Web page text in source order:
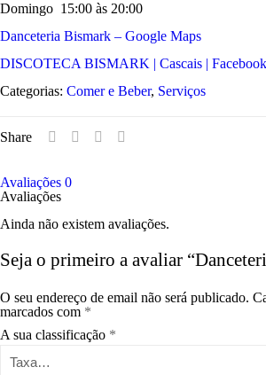
Domingo 15:00 às 20:00
Danceteria Bismark – Google Maps
DISCOTECA BISMARK | Cascais | Facebook
Categorias: Comer e Beber, Serviços
Share
Avaliações 0
Avaliações
Ainda não existem avaliações.
Seja o primeiro a avaliar
O seu endereço de email não será publicado.
marcados com *
A sua classificação *